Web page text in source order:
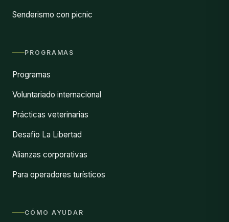
Senderismo con picnic
PROGRAMAS
Programas
Voluntariado internacional
Prácticas veterinarias
Desafío La Libertad
Alianzas corporativas
Para operadores turísticos
CÓMO AYUDAR